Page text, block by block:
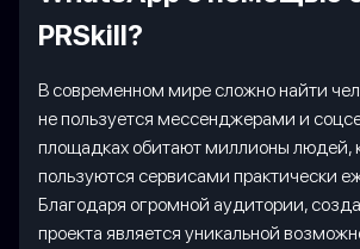
PRSkill?
В современном мире сложно найти
не пользуется мессенджерами и
площадках обитают миллионы людей,
пользуются сервисами практически
Благодаря огромной аудитории,
проекта является уникальной